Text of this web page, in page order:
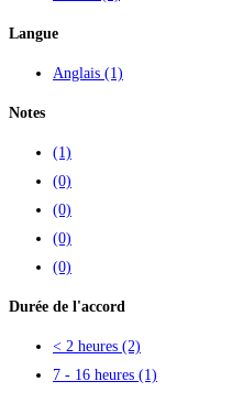
Langue
Anglais (1)
Notes
(1)
(0)
(0)
(0)
(0)
Durée de l'accord
< 2 heures (2)
7 - 16 heures (1)